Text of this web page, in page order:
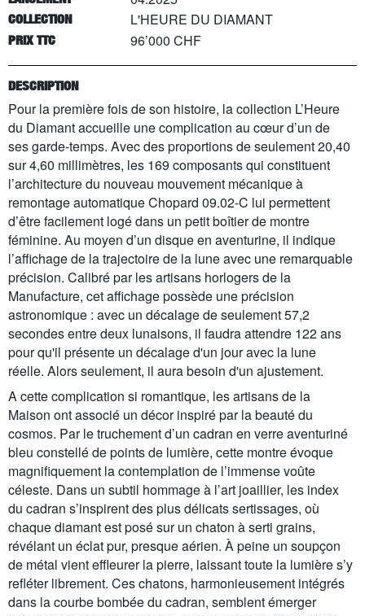
COLLECTION L'HEURE DU DIAMANT
PRIX TTC 96’000 CHF
DESCRIPTION
Pour la première fois de son histoire, la collection L’Heure
du Diamant accueille une complication au cœur d’un de
ses garde-temps. Avec des proportions de seulement 20,40
sur 4,60 millimètres, les 169 composants qui constituent
l’architecture du nouveau mouvement mécanique à
remontage automatique Chopard 09.02-C lui permettent
d’être facilement logé dans un petit boîtier de montre
féminine. Au moyen d’un disque en aventurine, il indique
l’affichage de la trajectoire de la lune avec une remarquable
précision. Calibré par les artisans horlogers de la
Manufacture, cet affichage possède une précision
astronomique : avec un décalage de seulement 57,2
secondes entre deux lunaisons, il faudra attendre 122 ans
pour qu'il présente un décalage d'un jour avec la lune
réelle. Alors seulement, il aura besoin d'un ajustement.
A cette complication si romantique, les artisans de la
Maison ont associé un décor inspiré par la beauté du
cosmos. Par le truchement d’un cadran en verre aventuriné
bleu constellé de points de lumière, cette montre évoque
magnifiquement la contemplation de l’immense voûte
céleste. Dans un subtil hommage à l’art joaillier, les index
du cadran s’inspirent des plus délicats sertissages, où
chaque diamant est posé sur un chaton à serti grains,
révélant un éclat pur, presque aérien. À peine un soupçon
de métal vient effleurer la pierre, laissant toute la lumière s’y
refléter librement. Ces chatons, harmonieusement intégrés
dans la courbe bombée du cadran, semblent émerger